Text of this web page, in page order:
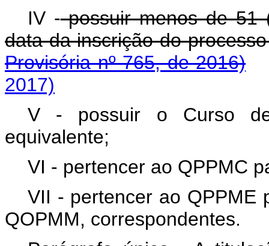
IV -possuir menos de 51
data da inscrição do
Provisória nº 765, de 2016)
2017)
V - possuir o Curso de
equivalente;
VI - pertencer ao QPPMC
VII - pertencer ao QPPME
QOPMM, correspondentes.